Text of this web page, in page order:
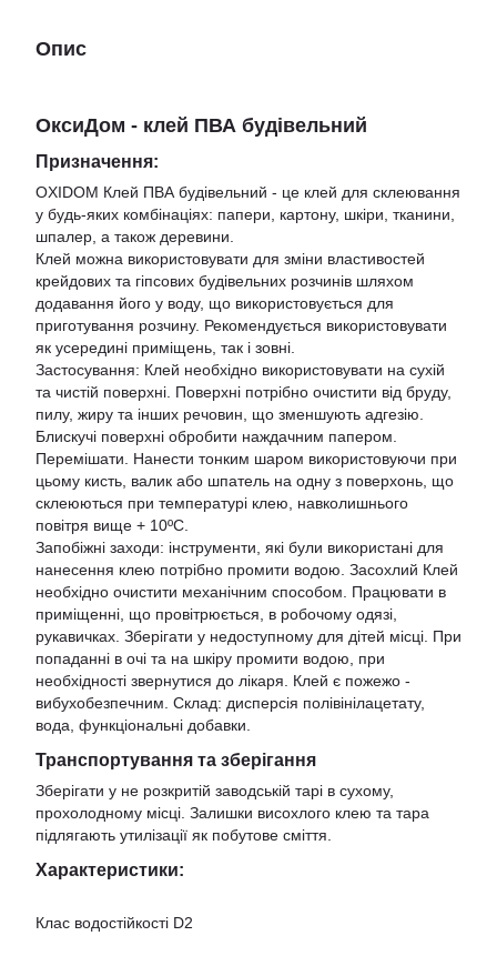
Опис
ОксиДом - клей ПВА будівельний
Призначення:
OXIDOM Клей ПВА будівельний - це клей для склеювання
у будь-яких комбінаціях: папери, картону, шкіри, тканини,
шпалер, а також деревини.
Клей можна використовувати для зміни властивостей
крейдових та гіпсових будівельних розчинів шляхом
додавання його у воду, що використовується для
приготування розчину. Рекомендується використовувати
як усередині приміщень, так і зовні.
Застосування: Клей необхідно використовувати на сухій
та чистій поверхні. Поверхні потрібно очистити від бруду,
пилу, жиру та інших речовин, що зменшують адгезію.
Блискучі поверхні обробити наждачним папером.
Перемішати. Нанести тонким шаром використовуючи при
цьому кисть, валик або шпатель на одну з поверхонь, що
склеюються при температурі клею, навколишнього
повітря вище + 10ºС.
Запобіжні заходи: інструменти, які були використані для
нанесення клею потрібно промити водою. Засохлий Клей
необхідно очистити механічним способом. Працювати в
приміщенні, що провітрюється, в робочому одязі,
рукавичках. Зберігати у недоступному для дітей місці. При
попаданні в очі та на шкіру промити водою, при
необхідності звернутися до лікаря. Клей є пожежо -
вибухобезпечним. Склад: дисперсія полівінілацетату,
вода, функціональні добавки.
Транспортування та зберігання
Зберігати у не розкритій заводській тарі в сухому,
прохолодному місці. Залишки висохлого клею та тара
підлягають утилізації як побутове сміття.
Характеристики:
Клас водостійкості D2